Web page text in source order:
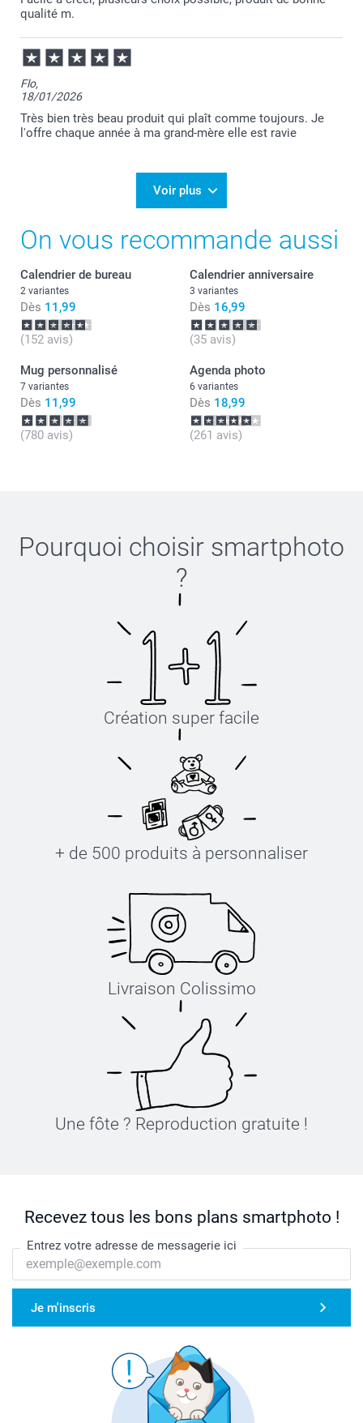
qualité m.
Flo,
18/01/2026
Très bien très beau produit qui plaît comme toujours. Je
l'offre chaque année à ma grand-mère elle est ravie
Voir plus
On vous recommande aussi
Calendrier de bureau
2 variantes
Dès 11,99
(152 avis)
Calendrier anniversaire
3 variantes
Dès 16,99
(35 avis)
Mug personnalisé
7 variantes
Dès 11,99
(780 avis)
Agenda photo
6 variantes
Dès 18,99
(261 avis)
Pourquoi choisir smartphoto
?
Création super facile
+ de 500 produits à personnaliser
Livraison Colissimo
Une fôte ? Reproduction gratuite !
Recevez tous les bons plans smartphoto !
Entrez votre adresse de messagerie ici
Je m'inscris